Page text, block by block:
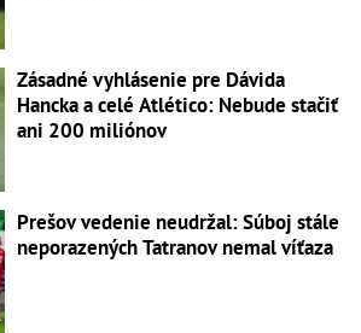
Zásadné vyhlásenie pre Dávida
Hancka a celé Atlético: Nebude stačiť
ani 200 miliónov
Prešov vedenie neudržal: Súboj stále
neporazených Tatranov nemal víťaza